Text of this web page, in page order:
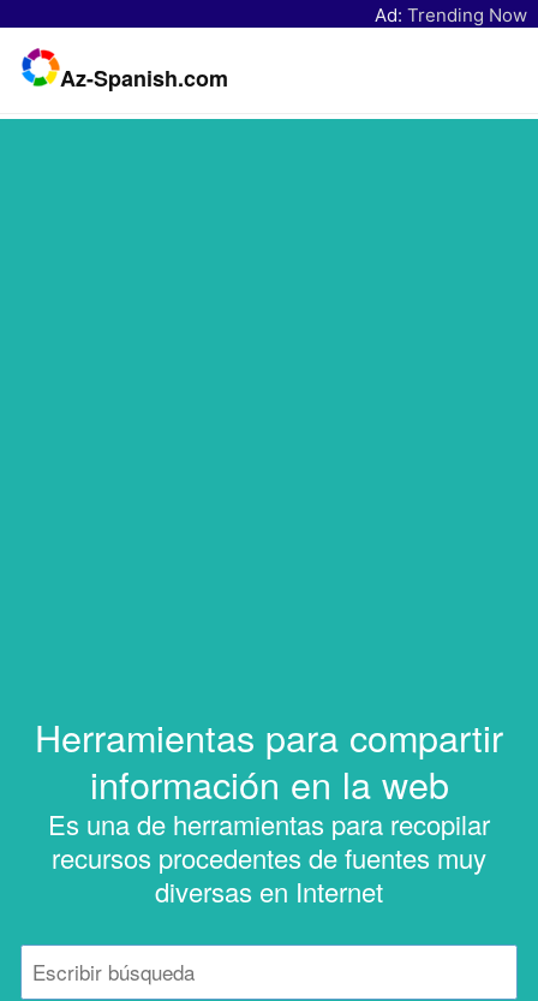
Ad: Trending Now
Az-Spanish.com
Herramientas para compartir
información en la web
Es una de herramientas para recopilar
recursos procedentes de fuentes muy
diversas en Internet